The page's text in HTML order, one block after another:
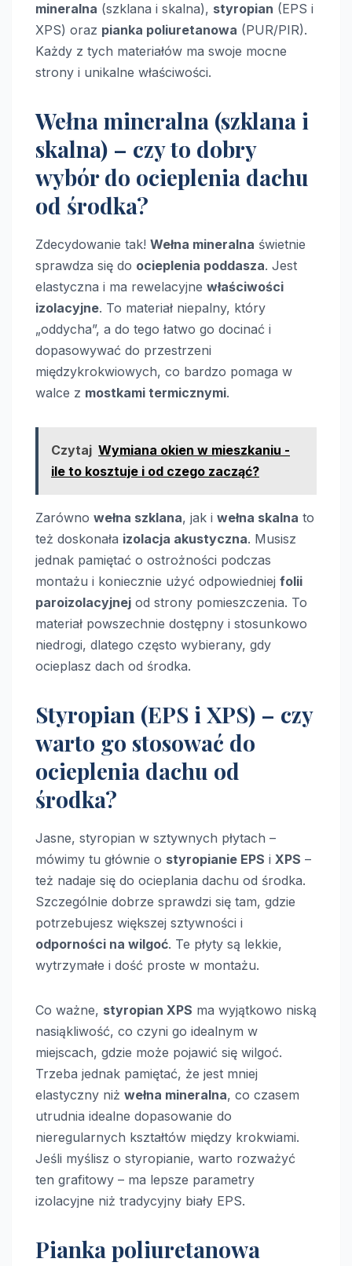
mineralna (szklana i skalna), styropian (EPS i
XPS) oraz pianka poliuretanowa (PUR/PIR).
Każdy z tych materiałów ma swoje mocne
strony i unikalne właściwości.
Wełna mineralna (szklana i
skalna) – czy to dobry
wybór do ocieplenia dachu
od środka?
Zdecydowanie tak! Wełna mineralna świetnie
sprawdza się do ocieplenia poddasza. Jest
elastyczna i ma rewelacyjne właściwości
izolacyjne. To materiał niepalny, który
„oddycha”, a do tego łatwo go docinać i
dopasowywać do przestrzeni
międzykrokwiowych, co bardzo pomaga w
walce z mostkami termicznymi.
Czytaj Wymiana okien w mieszkaniu -
ile to kosztuje i od czego zacząć?
Zarówno wełna szklana, jak i wełna skalna to
też doskonała izolacja akustyczna. Musisz
jednak pamiętać o ostrożności podczas
montażu i koniecznie użyć odpowiedniej folii
paroizolacyjnej od strony pomieszczenia. To
materiał powszechnie dostępny i stosunkowo
niedrogi, dlatego często wybierany, gdy
ocieplasz dach od środka.
Styropian (EPS i XPS) – czy
warto go stosować do
ocieplenia dachu od
środka?
Jasne, styropian w sztywnych płytach –
mówimy tu głównie o styropianie EPS i XPS –
też nadaje się do ocieplania dachu od środka.
Szczególnie dobrze sprawdzi się tam, gdzie
potrzebujesz większej sztywności i
odporności na wilgoć. Te płyty są lekkie,
wytrzymałe i dość proste w montażu.
Co ważne, styropian XPS ma wyjątkowo niską
nasiąkliwość, co czyni go idealnym w
miejscach, gdzie może pojawić się wilgoć.
Trzeba jednak pamiętać, że jest mniej
elastyczny niż wełna mineralna, co czasem
utrudnia idealne dopasowanie do
nieregularnych kształtów między krokwiami.
Jeśli myślisz o styropianie, warto rozważyć
ten grafitowy – ma lepsze parametry
izolacyjne niż tradycyjny biały EPS.
Pianka poliuretanowa